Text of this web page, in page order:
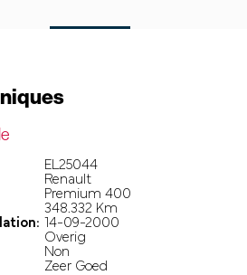
EL25044
Renault
Premium 400
348.332 Km
14-09-2000
Overig
Non
Zeer Goed